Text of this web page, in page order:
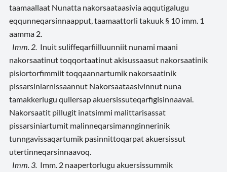
taamaallaat Nunatta nakorsaataasivia aqqutigalugu
eqqunneqarsinnaapput, taamaattorli takuuk § 10 imm. 1
aamma 2.
Imm. 2. Inuit suliffeqarfiilluunniit nunami maani
nakorsaatinut toqqortaatinut akisussaasut nakorsaatinik
pisiortorfimmiit toqqaannartumik nakorsaatinik
pissarsiniarnissaannut Nakorsaataasivinnut nuna
tamakkerlugu qullersap akuersissuteqarfigisinnaavai.
Nakorsaatit pillugit inatsimmi malittarisassat
pissarsiniartumit malinneqarsimannginnerinik
tunngavissaqartumik pasinnittoqarpat akuersissut
utertinneqarsinnaavoq.
Imm. 3. Imm. 2 naapertorlugu akuersissummik